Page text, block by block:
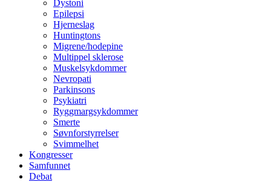
Dystoni
Epilepsi
Hjerneslag
Huntingtons
Migrene/hodepine
Multippel sklerose
Muskelsykdommer
Nevropati
Parkinsons
Psykiatri
Ryggmargsykdommer
Smerte
Søvnforstyrrelser
Svimmelhet
Kongresser
Samfunnet
Debat